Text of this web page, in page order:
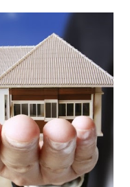
thiện chí mua nhanh;
MẢNH ĐẤT LÀM
BÁN: • Đất nằm trên
rộng 8m, ngõ thông, ô
Linh khoảng 200m; •
250m; • Gần dự
• Cách chân cầu
khoảng 500m; •
lại và sinh hoạt; ...